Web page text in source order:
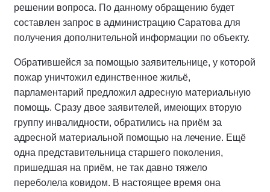
решении вопроса. По данному обращению будет
составлен запрос в администрацию Саратова для
получения дополнительной информации по объекту.
Обратившейся за помощью заявительнице, у которой
пожар уничтожил единственное жильё,
парламентарий предложил адресную материальную
помощь. Сразу двое заявителей, имеющих вторую
группу инвалидности, обратились на приём за
адресной материальной помощью на лечение. Ещё
одна представительница старшего поколения,
пришедшая на приём, не так давно тяжело
переболела ковидом. В настоящее время она